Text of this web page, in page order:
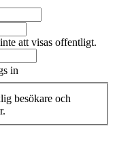
att visas offentligt.
in
besökare och